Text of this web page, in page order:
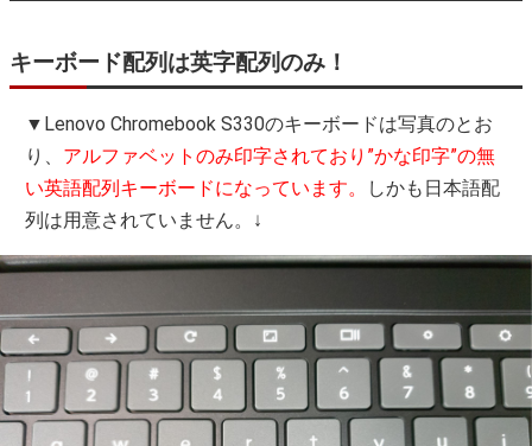
キーボード配列は英字配列のみ！
▼Lenovo Chromebook S330のキーボードは写真のとお
り、 アルファベットのみ印字されており”かな印字”の無
い英語配列キーボードになっています。
しかも日本語配
列は用意されていません。↓